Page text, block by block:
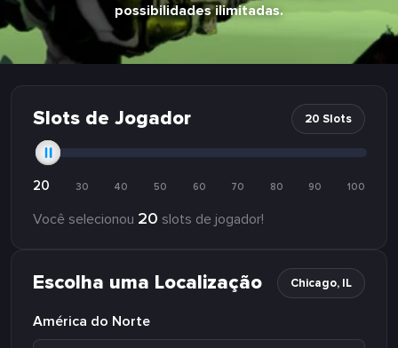
possibilidades ilimitadas.
Slots de Jogador 20 Slots
20 30 40 50 60 70 80 90 100
Você selecionou 20 slots de jogador!
Escolha uma Localização Chicago, IL
América do Norte